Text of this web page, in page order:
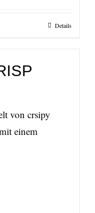
Details
von crsipy
einem